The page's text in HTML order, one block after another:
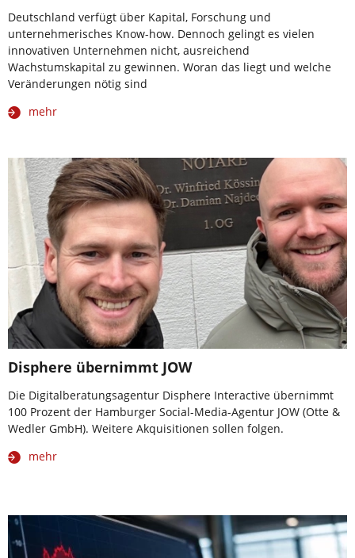
Deutschland verfügt über Kapital, Forschung und
unternehmerisches Know-how. Dennoch gelingt es vielen
innovativen Unternehmen nicht, ausreichend
Wachstumskapital zu gewinnen. Woran das liegt und welche
Veränderungen nötig sind
mehr
Disphere übernimmt JOW
Die Digitalberatungsagentur Disphere Interactive übernimmt
100 Prozent der Hamburger Social-Media-Agentur JOW (Otte &
Wedler GmbH). Weitere Akquisitionen sollen folgen.
mehr